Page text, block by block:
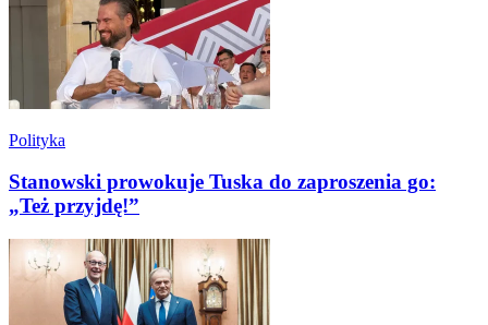
Polityka
Stanowski prowokuje Tuska do zaproszenia go:
„Też przyjdę!”